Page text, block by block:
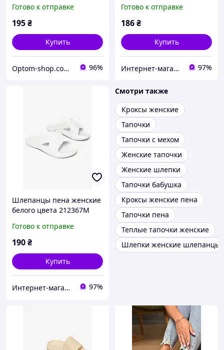
Готово к отправке
195₴
Купить
Optom-shop.com.ua - Оптовый интернет-магазин: Одежда и обувь оптом, нижнее белье недорого 96%
Готово к отправке
186₴
Купить
Интернет-магазин Minimalka.com - минимальные цены на одежду и обувь, нижнее белье и другие товары 97%
Шлепанцы пена женские
белого цвета 212367M
Готово к отправке
190₴
Купить
Интернет-магазин Minimalka.com - минимальные цены на одежду и обувь, нижнее белье и другие товары 97%
Смотри также
Кроксы женские
Тапочки
Тапочки с мехом
Женские тапочки
Женские шлепки
Тапочки бабушка
Кроксы женские пена
Тапочки пена
Теплые тапочки женские
Шлепки женские шлепанцы